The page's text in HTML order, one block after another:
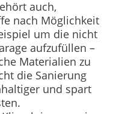
auch,
nach Möglichkeit
um die nicht
aufzufüllen –
Materialien zu
die Sanierung
und spart